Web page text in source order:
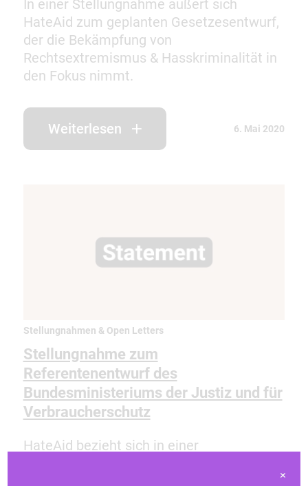
In einer Stellungnahme äußert sich
HateAid zum geplanten Gesetzesentwurf,
der die Bekämpfung von
Rechtsextremismus & Hasskriminalität in
den Fokus nimmt.
Weiterlesen 6. Mai 2020
Stellungnahmen & Open Letters
Stellungnahme zum
Referentenentwurf des
Bundesministeriums der Justiz und für
Verbraucherschutz
HateAid bezieht sich in einer
×